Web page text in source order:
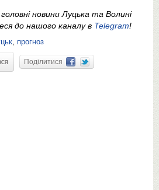
новини Луцька та Волині
до нашого каналу в Telegram!
прогноз
Поділитися